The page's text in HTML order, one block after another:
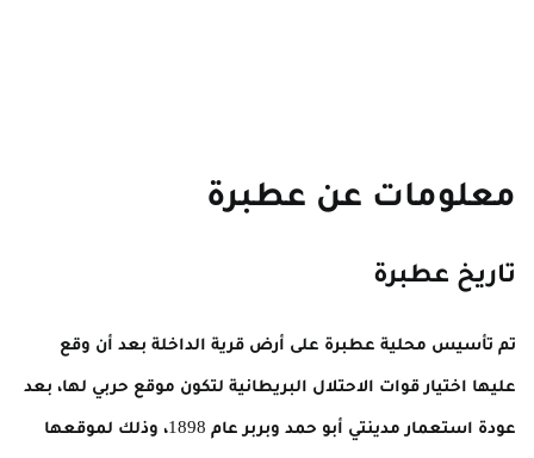
معلومات عن عطبرة
تاريخ عطبرة
تم تأسيس محلية عطبرة على أرض قرية الداخلة بعد أن وقع
عليها اختيار قوات الاحتلال البريطانية لتكون موقع حربي لها، بعد
عودة استعمار مدينتي أبو حمد وبربر عام 1898، وذلك لموقعها